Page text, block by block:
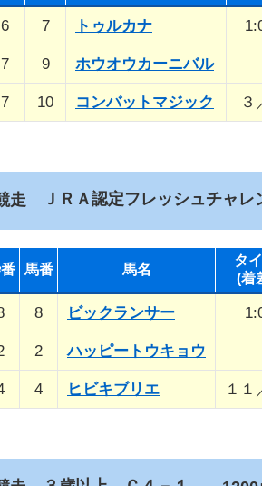
6 7 トゥルカナ
7 9 ホウオウカーニバル
7 10 コンバットマジック ３
走 ＪＲＡ認定フレッシュチャレ
馬番 馬名
タ
(着
8 ビックランサー
2 ハッピートウキョウ
4 ヒビキブリエ １１